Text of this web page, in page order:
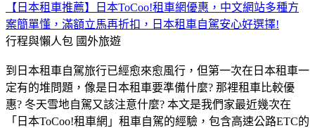
【日本租車推薦】日本ToCoo!租車網優惠，中文網站多種方
案簡單懂，滿額立馬再折扣，日本租車自駕安心好選擇!
行程與懶人包 國外旅遊
到日本租車自駕旅行已經愈來愈風行，但第一次在日本租車一
定有的堆問題，像是日本租車要準備什麼? 那裡租車比較優
惠? 冬天雪地自駕又該注意什麼? 本文是我們家最近幾次在
「日本ToCoo!租車網」租車自駕的經驗，包含高速公路ETC的